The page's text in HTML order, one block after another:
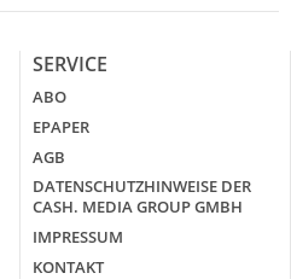
SERVICE
ABO
EPAPER
AGB
DATENSCHUTZHINWEISE DER
CASH. MEDIA GROUP GMBH
IMPRESSUM
KONTAKT